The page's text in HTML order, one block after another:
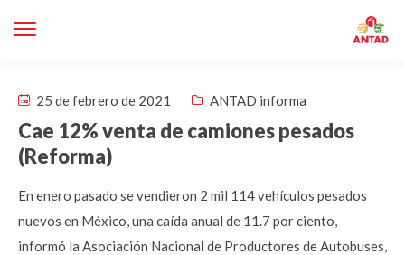
25 de febrero de 2021 ANTAD informa
Cae 12% venta de camiones pesados
(Reforma)
En enero pasado se vendieron 2 mil 114 vehículos pesados
nuevos en México, una caída anual de 11.7 por ciento,
informó la Asociación Nacional de Productores de Autobuses,